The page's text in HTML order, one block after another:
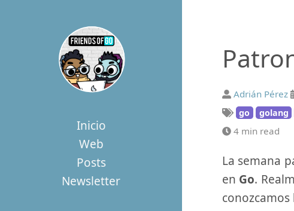
Inicio
Web
Posts
Newsletter
Adrián Pérez
go
golang
4 min read
La semana
en Go.